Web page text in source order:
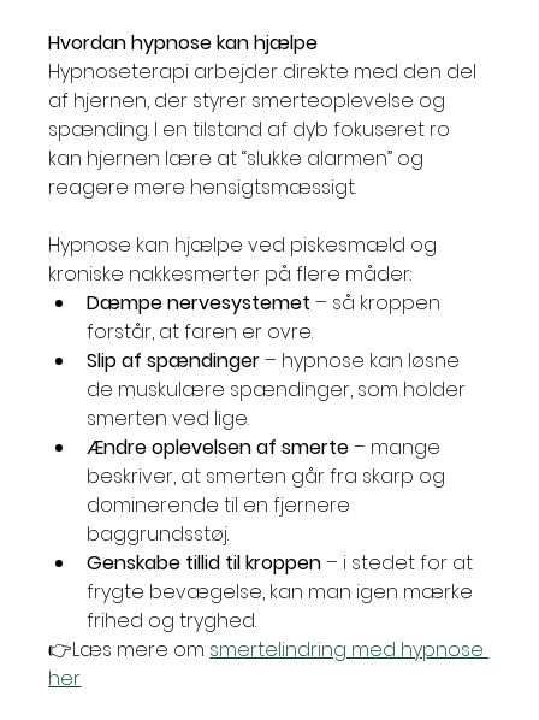
Hvordan hypnose kan hjælpe
Hypnoseterapi arbejder direkte med den del
af hjernen, der styrer smerteoplevelse og
spænding. I en tilstand af dyb fokuseret ro
kan hjernen lære at “slukke alarmen” og
reagere mere hensigtsmæssigt.
Hypnose kan hjælpe ved piskesmæld og
kroniske nakkesmerter på flere måder:
Dæmpe nervesystemet – så kroppen
forstår, at faren er ovre.
Slip af spændinger – hypnose kan løsne
de muskulære spændinger, som holder
smerten ved lige.
Ændre oplevelsen af smerte – mange
beskriver, at smerten går fra skarp og
dominerende til en fjernere
baggrundsstøj.
Genskabe tillid til kroppen – i stedet for at
frygte bevægelse, kan man igen mærke
frihed og tryghed.
👉Læs mere om smertelindring med hypnose
her